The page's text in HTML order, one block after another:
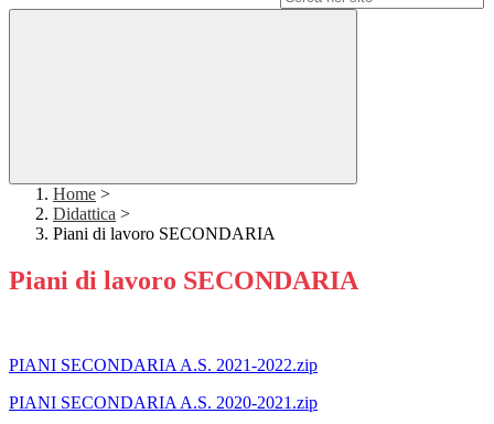
Home >
Didattica >
Piani di lavoro SECONDARIA
Piani di lavoro SECONDARIA
PIANI SECONDARIA A.S. 2021-2022.zip
PIANI SECONDARIA A.S. 2020-2021.zip